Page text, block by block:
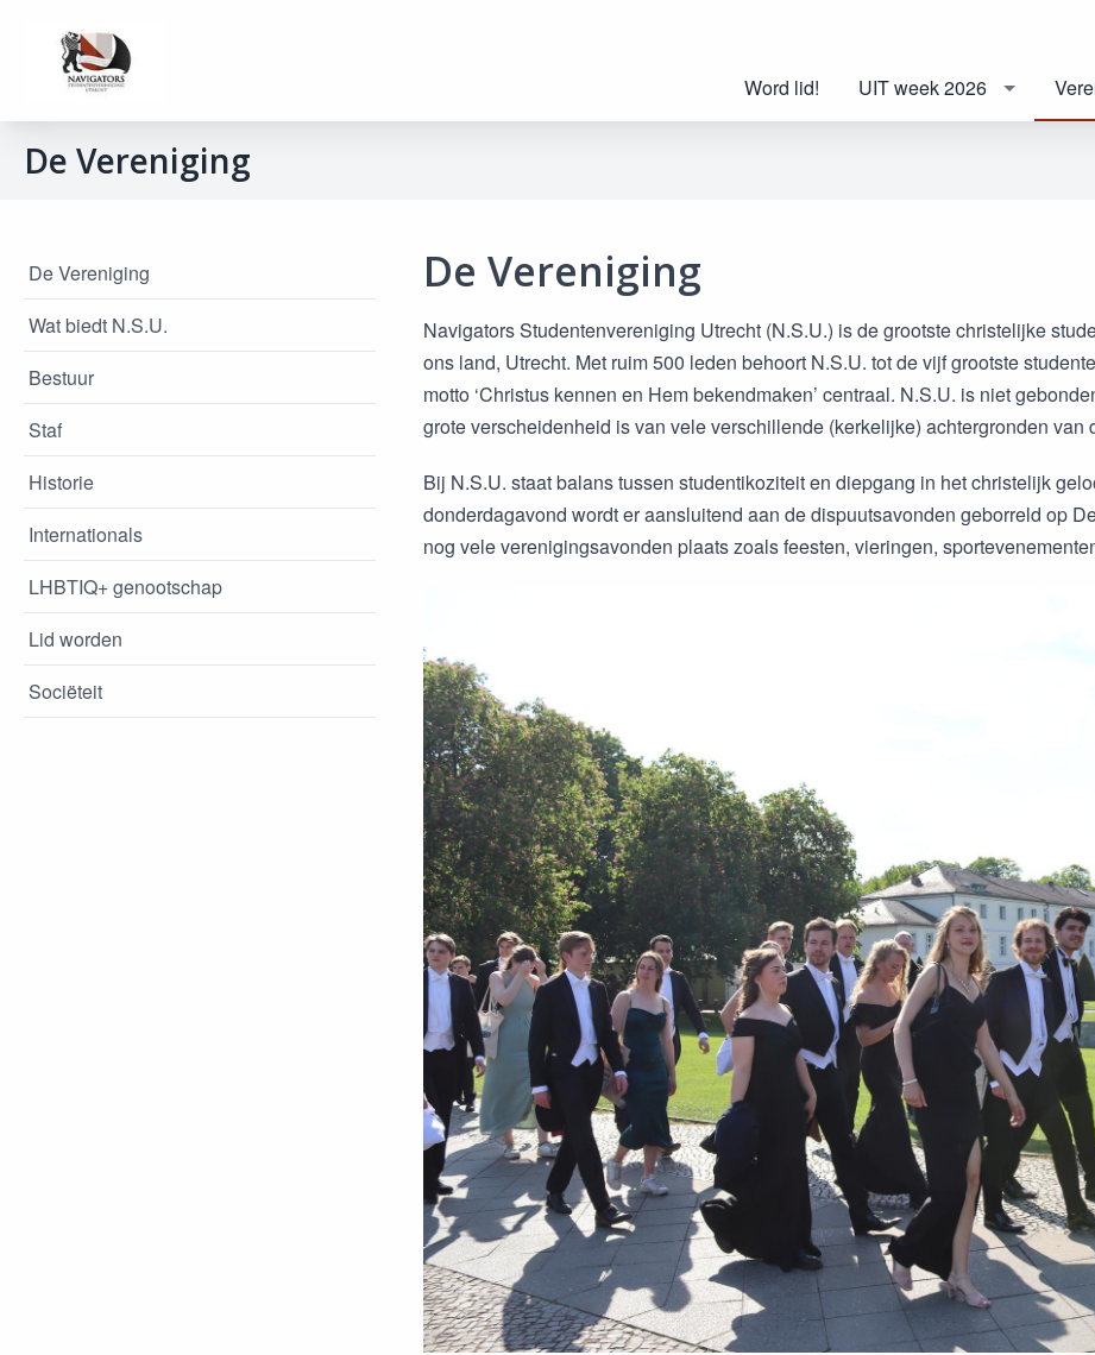
Word lid! UIT week 2026
De Vereniging
De Vereniging
Wat biedt N.S.U.
Bestuur
Staf
Historie
Internationals
LHBTIQ+ genootschap
Lid worden
Sociëteit
De Vereniging
Navigators Studentenvereniging Utrecht (N.S.U.) is de grootste christelijke
ons land, Utrecht. Met ruim 500 leden behoort N.S.U. tot de vijf grootste
motto ‘Christus kennen en Hem bekendmaken’ centraal. N.S.U. is niet
grote verscheidenheid is van vele verschillende (kerkelijke) achtergronden van
Bij N.S.U. staat balans tussen studentikoziteit en diepgang in het christelijk
donderdagavond wordt er aansluitend aan de dispuutsavonden geborreld op
nog vele verenigingsavonden plaats zoals feesten, vieringen,